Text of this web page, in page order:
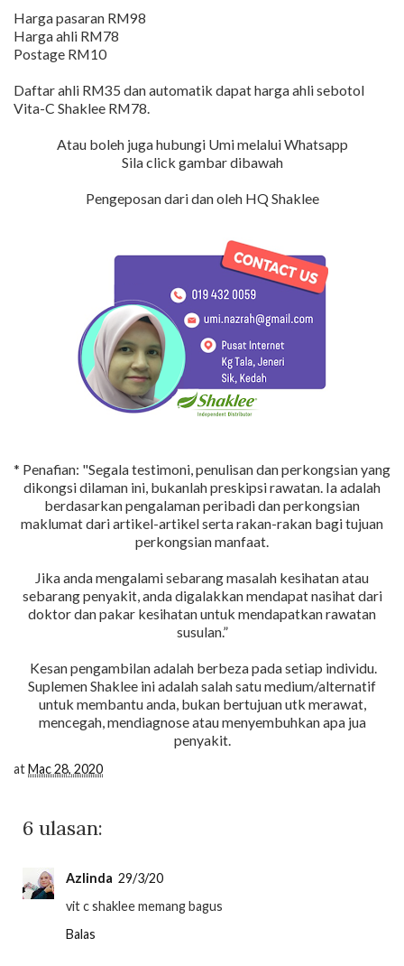
Harga pasaran RM98
Harga ahli RM78
Postage RM10
Daftar ahli RM35 dan automatik dapat harga ahli sebotol
Vita-C Shaklee RM78.
Atau boleh juga hubungi Umi melalui Whatsapp
Sila click gambar dibawah
Pengeposan dari dan oleh HQ Shaklee
* Penafian: "Segala testimoni, penulisan dan perkongsian yang
dikongsi dilaman ini, bukanlah preskipsi rawatan. Ia adalah
berdasarkan pengalaman peribadi dan perkongsian
maklumat dari artikel-artikel serta rakan-rakan bagi tujuan
perkongsian manfaat.
Jika anda mengalami sebarang masalah kesihatan atau
sebarang penyakit, anda digalakkan mendapat nasihat dari
doktor dan pakar kesihatan untuk mendapatkan rawatan
susulan.”
Kesan pengambilan adalah berbeza pada setiap individu.
Suplemen Shaklee ini adalah salah satu medium/alternatif
untuk membantu anda, bukan bertujuan utk merawat,
mencegah, mendiagnose atau menyembuhkan apa jua
penyakit.
atMac 28, 2020
6 ulasan:
Azlinda 29/3/20
vit c shaklee memang bagus
Balas